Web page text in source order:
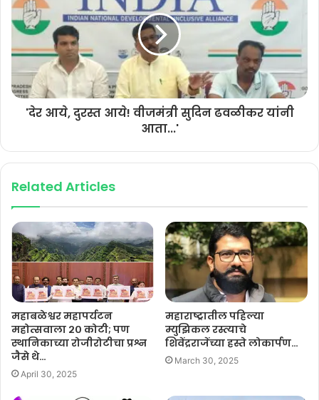
'देर आये, दुरस्त आये! वीजमंत्री सुदिन ढवळीकर यांनी
आता...'
Related Articles
महाबळेश्वर महापर्यटन
महोत्सवाला २० कोटी; पण
स्थानिकाच्या रोजीरोटीचा प्रश्न
जैसे थे…
April 30, 2025
महाराष्ट्रातील पहिल्या
म्युझिकल रस्त्याचे
शिवेंद्रराजेंच्या हस्ते लोकार्पण…
March 30, 2025